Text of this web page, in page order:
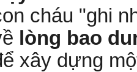
cháu "ghi
lòng bao
xây dựng